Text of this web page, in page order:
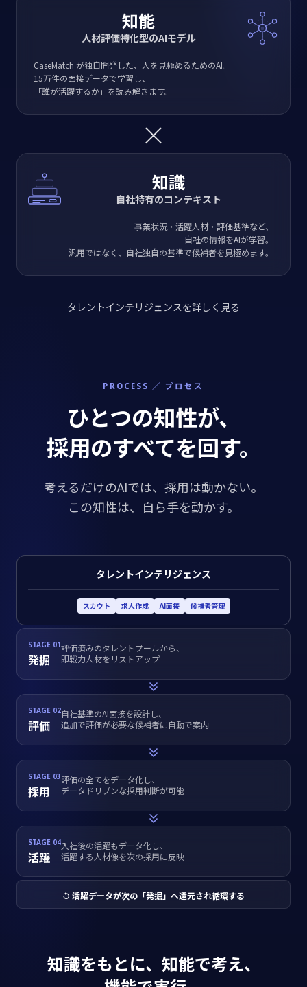
知能
人材評価特化型のAIモデル
CaseMatch が独自開発した、人を見極めるためのAI。
15万件の面接データで学習し、
「誰が活躍するか」を読み解きます。
×
知識
自社特有のコンテキスト
事業状況・活躍人材・評価基準など、
自社の情報をAIが学習。
汎用ではなく、自社独自の基準で候補者を見極めます。
タレントインテリジェンスを詳しく見る
PROCESS ／ プロセス
ひとつの知性が、
採用のすべてを回す。
考えるだけのAIでは、採用は動かない。
この知性は、自ら手を動かす。
タレントインテリジェンス
スカウト 求人作成 AI面接 候補者管理
STAGE 01
発掘
評価済みのタレントプールから、
即戦力人材をリストアップ
STAGE 02
評価
自社基準のAI面接を設計し、
追加で評価が必要な候補者に自動で案内
STAGE 03
採用
評価の全てをデータ化し、
データドリブンな採用判断が可能
STAGE 04
活躍
入社後の活躍もデータ化し、
活躍する人材像を次の採用に反映
↺ 活躍データが次の「発掘」へ還元され循環する
知識をもとに、知能で考え、